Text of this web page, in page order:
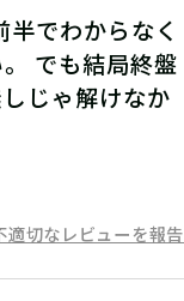
でわからなく
でも結局終盤
じゃ解けなか
適切なレビューを報告